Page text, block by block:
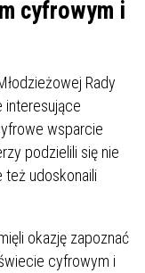
cyfrowym i
Rady
interesujące
wsparcie
podzielili się nie
też udoskonaili
okazję zapoznać
cyfrowym i